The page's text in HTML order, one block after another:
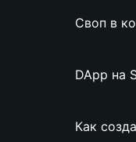
Своп в
DApp на
Как